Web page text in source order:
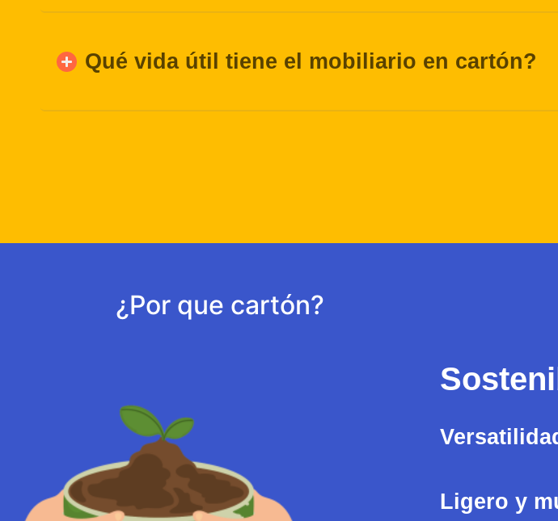
Qué vida útil tiene el mobiliario en cartón?
Ligero y
¿Por que cartón?